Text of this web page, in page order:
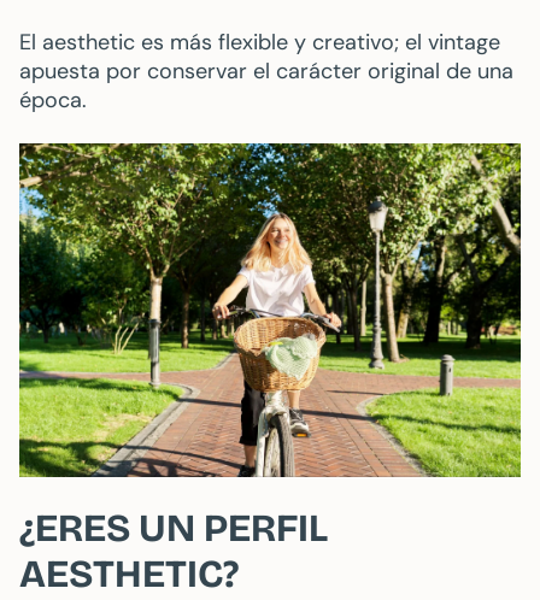
El aesthetic es más flexible y creativo; el vintage
apuesta por conservar el carácter original de una
época.
¿ERES UN PERFIL
AESTHETIC?